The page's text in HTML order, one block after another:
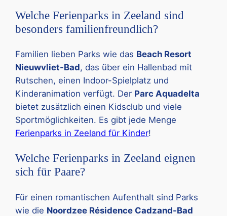
Welche Ferienparks in Zeeland sind
besonders familienfreundlich?
Familien lieben Parks wie das Beach Resort
Nieuwvliet-Bad, das über ein Hallenbad mit
Rutschen, einen Indoor-Spielplatz und
Kinderanimation verfügt. Der Parc Aquadelta
bietet zusätzlich einen Kidsclub und viele
Sportmöglichkeiten. Es gibt jede Menge
Ferienparks in Zeeland für Kinder!
Welche Ferienparks in Zeeland eignen
sich für Paare?
Für einen romantischen Aufenthalt sind Parks
wie die Noordzee Résidence Cadzand-Bad